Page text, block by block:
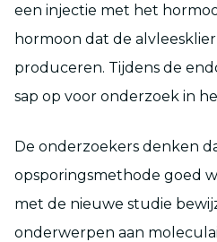
een injectie met het
hormoon dat de
produceren. Tijdens de
sap op voor onderzoek in
De onderzoekers denken
opsporingsmethode goed
met de nieuwe studie
onderwerpen aan